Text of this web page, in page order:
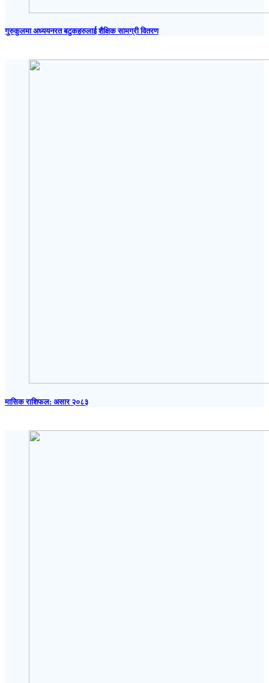
गुरुकुलमा अध्ययनरत बटुकहरुलाई शैक्षिक सामग्री वितरण
मासिक राशिफल: असार २०८३